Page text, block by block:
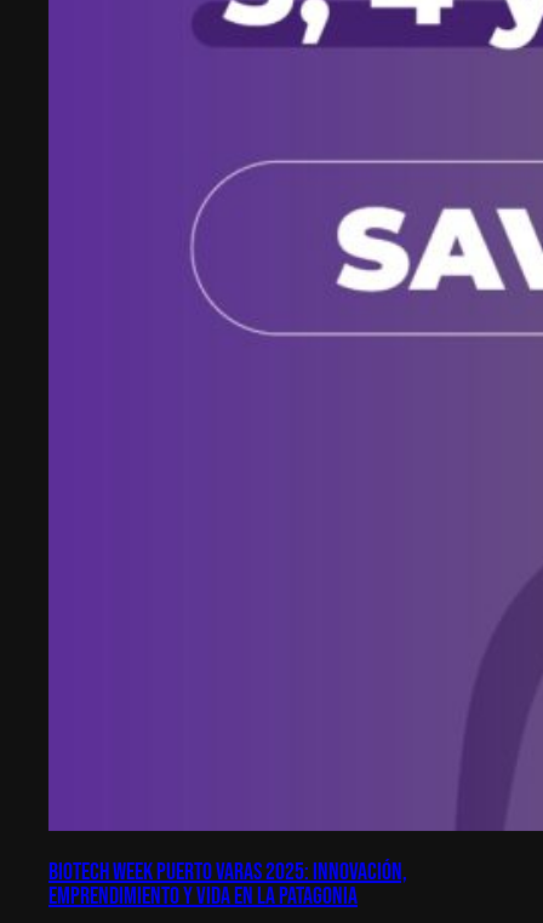
Biotech Week Puerto Varas 2025: Innovación,
emprendimiento y vida en la Patagonia